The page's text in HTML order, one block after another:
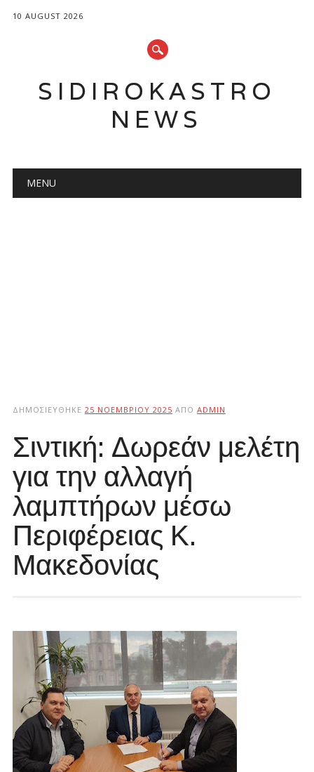
10 AUGUST 2026
SIDIROKASTRO
NEWS
Main menu
MENU
ΔΗΜΟΣΙΕΎΘΗΚΕ 25 ΝΟΕΜΒΡΊΟΥ 2025 ΑΠΌ ADMIN
Σιντική: Δωρεάν μελέτη
για την αλλαγή
λαμπτήρων μέσω
Περιφέρειας Κ.
Μακεδονίας